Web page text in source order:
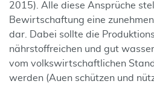
2015). Alle diese Ansprüche
Bewirtschaftung eine
dar. Dabei sollte die
nährstoffreichen und gut
vom volkswirtschaftlichen
werden (Auen schützen und